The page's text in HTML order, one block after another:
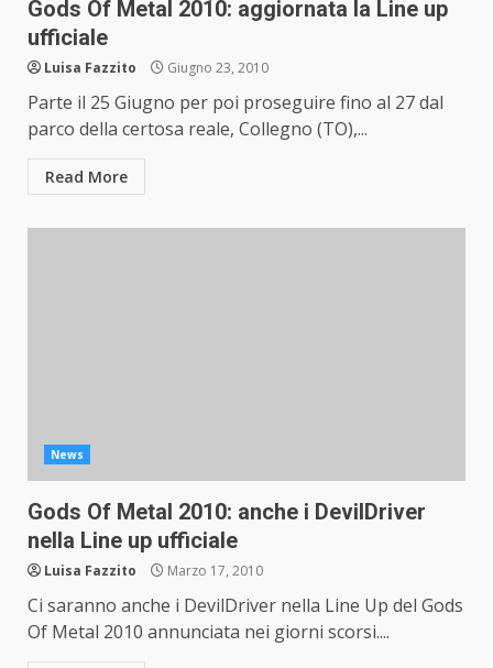
Gods Of Metal 2010: aggiornata la Line up
ufficiale
Luisa Fazzito Giugno 23, 2010
Parte il 25 Giugno per poi proseguire fino al 27 dal
parco della certosa reale, Collegno (TO),...
Read More
News
Gods Of Metal 2010: anche i DevilDriver
nella Line up ufficiale
Luisa Fazzito Marzo 17, 2010
Ci saranno anche i DevilDriver nella Line Up del Gods
Of Metal 2010 annunciata nei giorni scorsi....